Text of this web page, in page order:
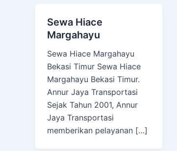
Sewa Hiace
Margahayu
Sewa Hiace Margahayu
Bekasi Timur Sewa Hiace
Margahayu Bekasi Timur.
Annur Jaya Transportasi
Sejak Tahun 2001, Annur
Jaya Transportasi
memberikan pelayanan […]